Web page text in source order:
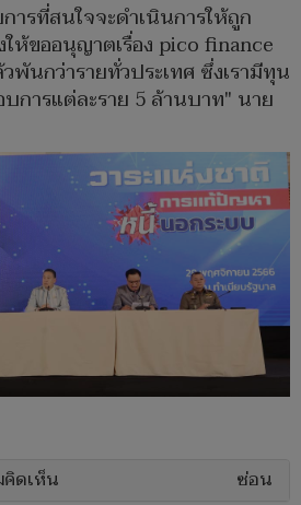
ารที่สนใจจะดำเนินการให้ถูก
ห้ขออนุญาตเรื่อง pico finance
นกว่ารายทั่วประเทศ ซึ่งเรามีทุน
การแต่ละราย 5 ล้านบาท" นาย
คิดเห็น ซ่อน